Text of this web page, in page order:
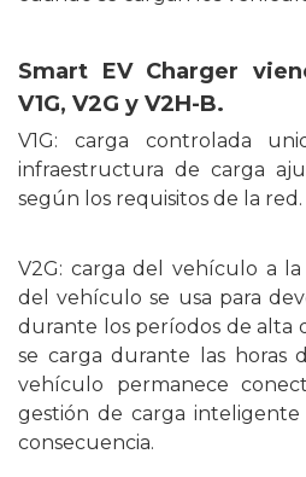
Smart EV Charger
V1G, V2G y V2H-B.
V1G: carga controlada
infraestructura de carga
según los requisitos de la red.
V2G: carga del vehículo a
del vehículo se usa para
durante los períodos de alta
se carga durante las horas
vehículo permanece
gestión de carga
consecuencia.